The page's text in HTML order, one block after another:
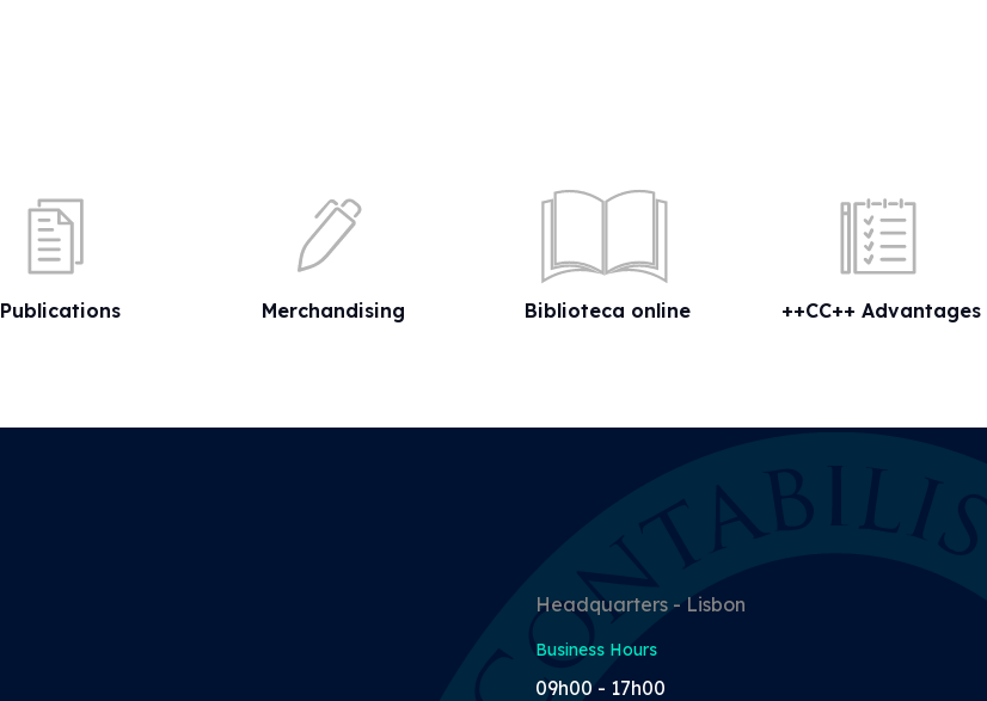
Publications Merchandising Biblioteca online ++CC++ Advantages
Headquarters - Lisbon
Business Hours
09h00 - 17h00